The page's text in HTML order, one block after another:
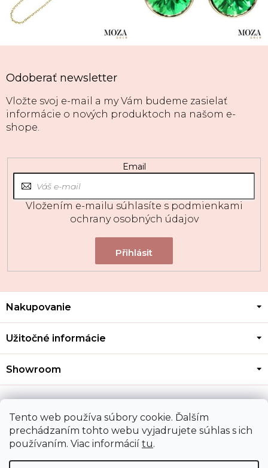
Tento web používa súbory cookie. Ďalším
prechádzaním tohto webu vyjadrujete súhlas s ich
používaním. Viac informácií tu.
Odoberať newsletter
Vložte svoj e-mail a my Vám budeme zasielať
informácie o nových produktoch na našom e-
shope.
Email
Vložením e-mailu súhlasíte s podmienkami
ochrany osobných údajov
Z
p
t
Nakupovanie
Užitočné informácie
Showroom
Kontakt